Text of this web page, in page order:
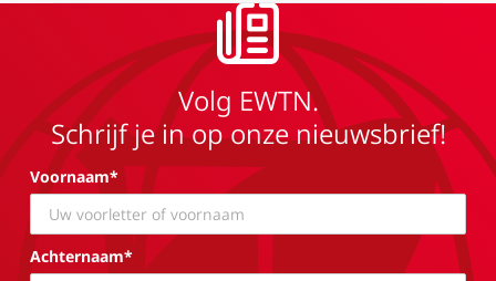
Volg EWTN.
Schrijf je in op onze nieuwsbrief!
Voornaam*
Achternaam*